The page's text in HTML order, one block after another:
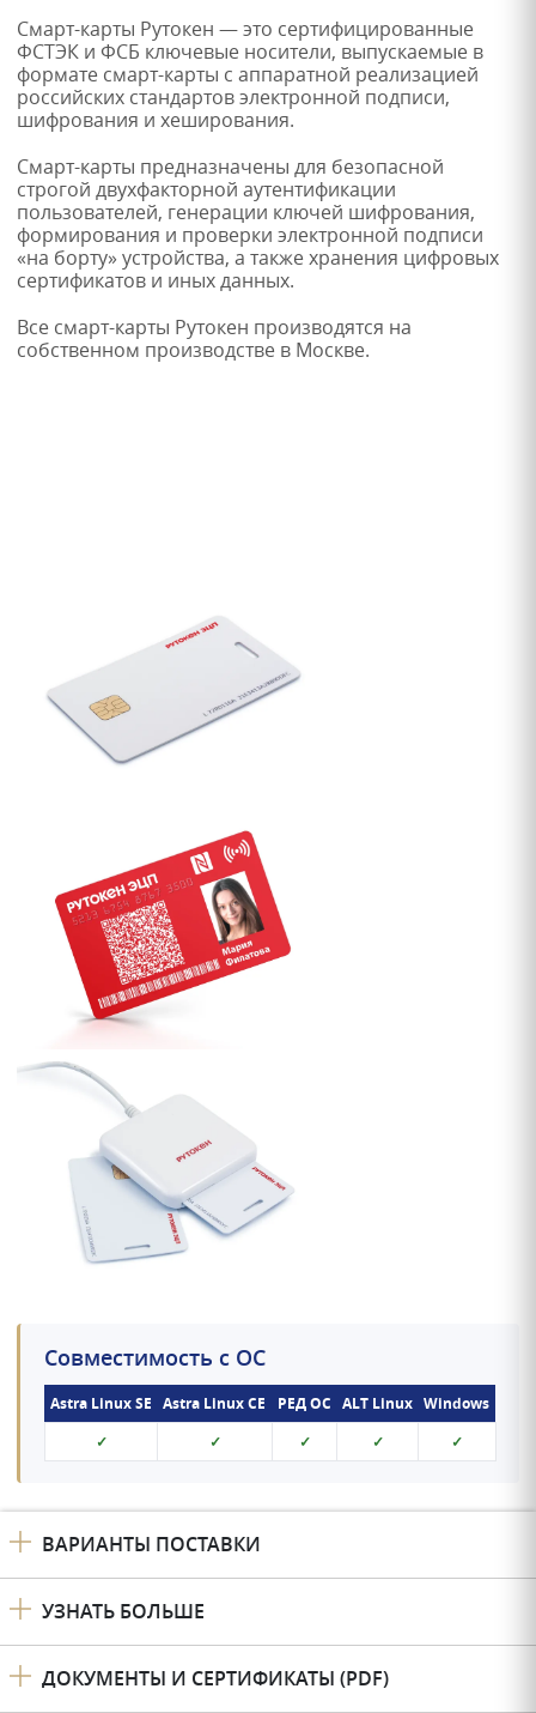
Смарт-карты Рутокен — это сертифицированные
ФСТЭК и ФСБ ключевые носители, выпускаемые в
формате смарт-карты с аппаратной реализацией
российских стандартов электронной подписи,
шифрования и хеширования.
Смарт-карты предназначены для безопасной
строгой двухфакторной аутентификации
пользователей, генерации ключей шифрования,
формирования и проверки электронной подписи
«на борту» устройства, а также хранения цифровых
сертификатов и иных данных.
Все смарт-карты Рутокен производятся на
собственном производстве в Москве.
Совместимость с ОС
Astra Linux SE Astra Linux CE РЕД ОС ALT Linux Windows
✓
✓ ✓ ✓ ✓
ВАРИАНТЫ ПОСТАВКИ
УЗНАТЬ БОЛЬШЕ
ДОКУМЕНТЫ И СЕРТИФИКАТЫ (PDF)